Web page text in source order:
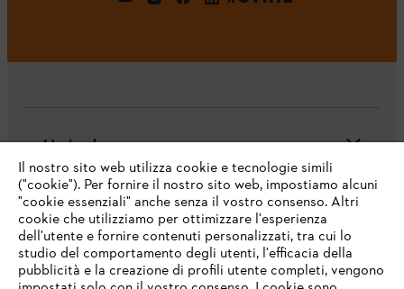
L'azienda
Domande frequenti
Il nostro sito web utilizza cookie e tecnologie simili
("cookie"). Per fornire il nostro sito web, impostiamo alcuni
"cookie essenziali" anche senza il vostro consenso. Altri
cookie che utilizziamo per ottimizzare l'esperienza
dell'utente e fornire contenuti personalizzati, tra cui lo
studio del comportamento degli utenti, l'efficacia della
pubblicità e la creazione di profili utente completi, vengono